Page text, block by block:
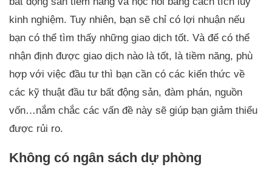
kinh nghiệm. Tuy nhiên, bạn sẽ chỉ có lợi nhuận nếu
bạn có thể tìm thấy những giao dịch tốt. Và để có thể
nhận định được giao dịch nào là tốt, là tiềm năng, phù
hợp với việc đầu tư thì bạn cần có các kiến thức về
các kỹ thuật đầu tư bất động sản, đàm phán, nguồn
vốn…nắm chắc các vấn đề này sẽ giúp bạn giảm thiểu
được rủi ro.
Không có ngân sách dự phòng